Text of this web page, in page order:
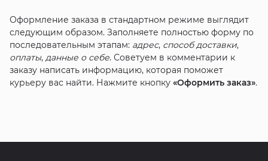
Оформление заказа в стандартном режиме выглядит
следующим образом. Заполняете полностью форму по
последовательным этапам: адрес, способ доставки,
оплаты, данные о себе. Советуем в комментарии к
заказу написать информацию, которая поможет
курьеру вас найти. Нажмите кнопку «Оформить заказ».